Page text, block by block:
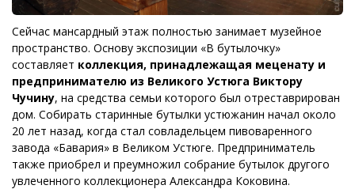
Сейчас мансардный этаж полностью занимает музейное
пространство. Основу экспозиции «В бутылочку»
составляет коллекция, принадлежащая меценату и
предпринимателю из Великого Устюга Виктору
Чучину, на средства семьи которого был отреставрирован
дом. Собирать старинные бутылки устюжанин начал около
20 лет назад, когда стал совладельцем пивоваренного
завода «Бавария» в Великом Устюге. Предприниматель
также приобрел и преумножил собрание бутылок другого
увлеченного коллекционера Александра Коковина.